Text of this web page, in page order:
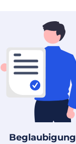
Beglaubigung